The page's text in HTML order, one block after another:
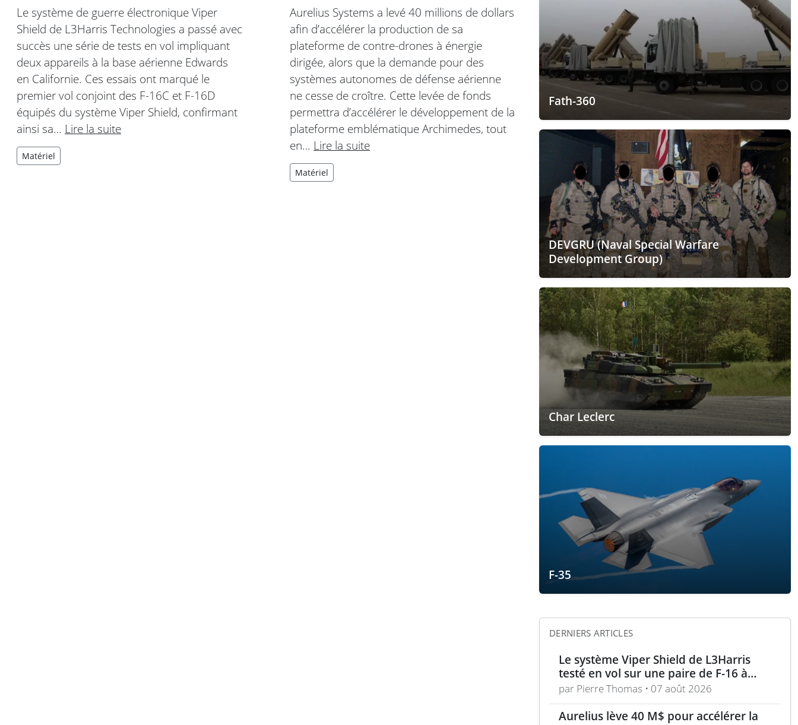
Le système de guerre électronique Viper
Shield de L3Harris Technologies a passé avec
succès une série de tests en vol impliquant
deux appareils à la base aérienne Edwards
en Californie. Ces essais ont marqué le
premier vol conjoint des F-16C et F-16D
équipés du système Viper Shield, confirmant
ainsi sa… Lire la suite
Matériel
Aurelius Systems a levé 40 millions de dollars
afin d’accélérer la production de sa
plateforme de contre-drones à énergie
dirigée, alors que la demande pour des
systèmes autonomes de défense aérienne
ne cesse de croître. Cette levée de fonds
permettra d’accélérer le développement de la
plateforme emblématique Archimedes, tout
en… Lire la suite
Matériel
Fath-360
DEVGRU (Naval Special Warfare
Development Group)
Char Leclerc
F-35
DERNIERS ARTICLES
Le système Viper Shield de L3Harris
testé en vol sur une paire de F-16 à
Edwards AFB
par Pierre Thomas • 07 août 2026
Aurelius lève 40 M$ pour accélérer la